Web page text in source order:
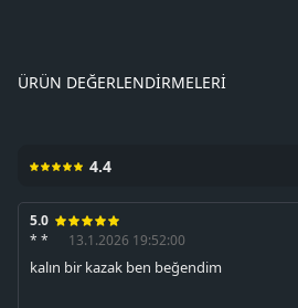
ÜRÜN DEĞERLENDIRMELERI
4.4
5.0
* *
13.1.2026 19:52:00
kalın bir kazak ben beğendim